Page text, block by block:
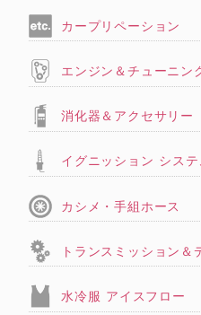
カープリペーション
エンジン＆チューニン
消化器＆アクセサリー
イグニッション システ
カシメ・手組ホース
トランスミッション＆
水冷服 アイスフロー